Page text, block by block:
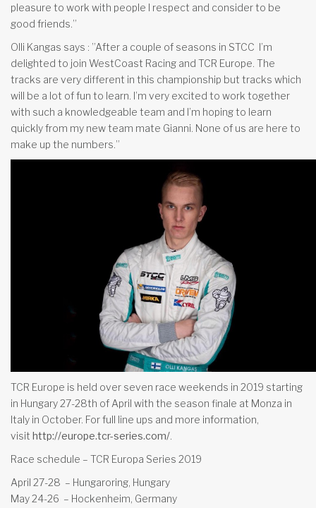
pleasure to work with people I respect and consider to be
good friends.”
Olli Kangas says : ”After a couple of seasons in STCC I’m
delighted to join WestCoast Racing and TCR Europe. The
tracks are very different in this championship but tracks which
will be a lot of fun to learn. I’m very excited to work together
with such a knowledgeable team and I’m hoping to learn
quickly from my new team mate Gianni. None of us are here to
make up the numbers.”
TCR Europe is held over seven race weekends in 2019 starting
in Hungary 27-28th of April with the season finale at Monza in
Italy in October. For full line ups and more information,
visit http://europe.tcr-series.com/
Race schedule – TCR Europa Series 2019
April 27-28 – Hungaroring, Hungary
May 24-26 – Hockenheim, Germany